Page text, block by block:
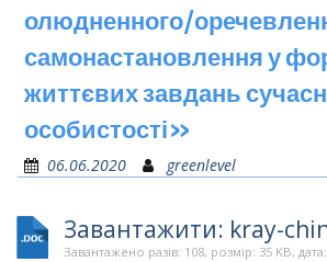
олюдненного/
самонастановлення у
життєвих завдань
особистості»
06.06.2020 greenlevel
Завантажити: kray-
Завантажено разів: 108, розмір: 35 KB,